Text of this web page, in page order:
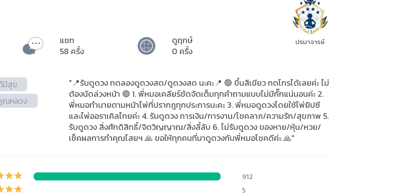
แชท
58 ครั้ง
ดูฤกษ์
0 ครั้ง
ปรมาจารย์
มีสุข
ณหลวง
"📍รับดูดวง ทดลองดูดวงสด/ดูดวงสด นะคะ📍 🟢 ขึ้นสีเขียว กดโทรได้เลยค่ะ ไม่
ต้องนัดล่วงหน้า 🟢 1. พี่หมอเคลียร์ชัดจัดเต็มทุกคำถามแบบไม่มีกั๊กแน่นอนค่ะ 2.
พี่หมอทำนายตามหน้าไพ่ที่ปรากฎทุกประการนะคะ 3. พี่หมอดูดวงโดยใช้ไพ่ยิปซี
และไพ่ออราเคิลไทยค่ะ 4. รับดูดวง การเงิน/การงาน/โชคลาภ/ความรัก/สุขภาพ 5.
รับดูดวง สิ่งศักดิสิทธิ์/จิตวิญญาณ/สิ่งลี้ลับ 6. ไม่รับดูดวง ของหาย/หุ้น/หวย/
เช็คผลการทำคุณไสยฯ 🙏 ขอให้ทุกคนที่มาดูดวงกับพี่หมอโชคดีค่ะ 🙏"
912
5